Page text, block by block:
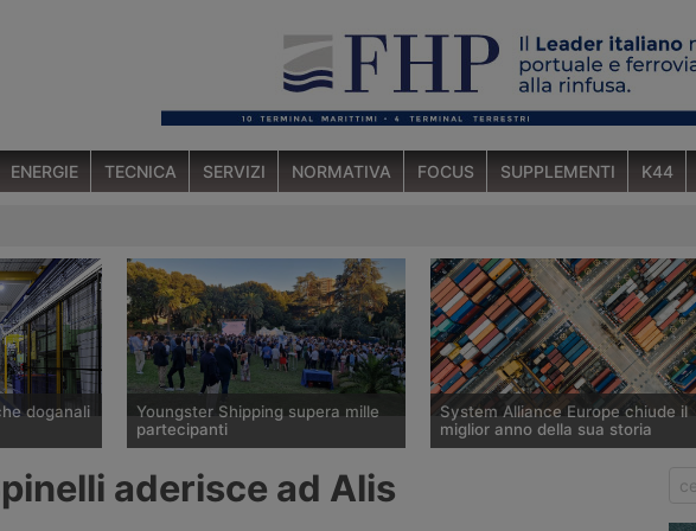
ENERGIE TECNICA SERVIZI NORMATIVA FOCUS SUPPLEMENTI K44
doganali
Youngster Shipping supera mille
partecipanti
organizzato a giugno 2026 dal
System Alliance Europe chiude il
miglior anno della sua storia
supera i 3,5 milioni di spedizioni nel
aderisce ad Alis